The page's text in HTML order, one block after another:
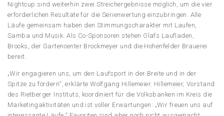
Nightcup sind weiterhin zwei Streichergebnisse möglich, um die vier
erforderlichen Resultate für die Serienwertung einzubringen. Alle
Läufe gemeinsam haben den Stimmungscharakter mit Laufen,
Samba und Musik. Als Co-Sponsoren stehen Olafs Laufladen,
Brooks, der Gartencenter Brockmeyer und die Hohenfelder Brauerei
bereit.
„Wir engagieren uns, um den Laufsport in der Breite und in der
Spitze zu fördern“, erklärte Wolfgang Hillemeier. Hillemeier, Vorstand
des Rietberger Instituts, koordiniert für die Volksbanken im Kreis die
Marketingaktivitäten und ist voller Erwartungen: „Wir freuen uns auf